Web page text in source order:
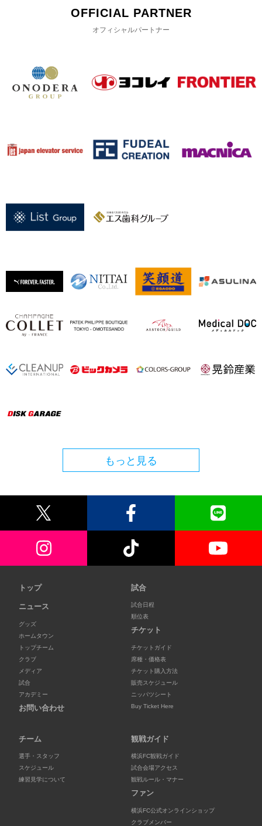
OFFICIAL PARTNER
オフィシャルパートナー
もっと見る
トップ
ニュース
グッズ
ホームタウン
トップチーム
クラブ
メディア
試合
アカデミー
お問い合わせ
試合
試合日程
順位表
チケット
チケットガイド
席種・価格表
チケット購入方法
販売スケジュール
ニッパツシート
Buy Ticket Here
チーム
選手・スタッフ
スケジュール
練習見学について
観戦ガイド
横浜FC観戦ガイド
試合会場アクセス
観戦ルール・マナー
ファン
横浜FC公式オンラインショップ
クラブメンバー